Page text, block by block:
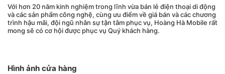
Với hơn 20 năm kinh nghiệm trong lĩnh vừa bán lẻ điện thoại di động
và các sản phẩm công nghệ, cùng ưu điểm về giá bán và các chương
trình hậu mãi, đội ngũ nhân sự tận tâm phục vụ, Hoàng Hà Mobile rất
mong sẽ có cơ hội được phục vụ Quý khách hàng.
Hình ảnh cửa hàng